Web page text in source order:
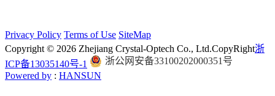
Privacy Policy Terms of Use SiteMap
Copyright © 2026 Zhejiang Crystal-Optech Co., Ltd.CopyRight浙
ICP备13035140号-1
浙公网安备33100202000351号
Powered by : HANSUN